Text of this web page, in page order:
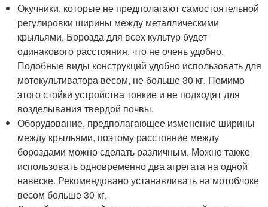
Окучники, которые не предполагают самостоятельной
регулировки ширины между металлическими
крыльями. Борозда для всех культур будет
одинакового расстояния, что не очень удобно.
Подобные виды конструкций удобно использовать для
мотокультиватора весом, не больше 30 кг. Помимо
этого стойки устройства тонкие и не подходят для
возделывания твердой почвы.
Оборудование, предполагающее изменение ширины
между крыльями, поэтому расстояние между
бороздами можно сделать различным. Можно также
использовать одновременно два агрегата на одной
навеске. Рекомендовано устанавливать на мотоблоке
весом больше 30 кг.